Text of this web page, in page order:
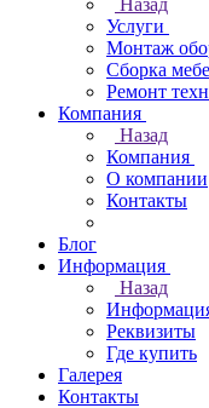
Назад
Услуги
Монтаж
Сборка
Ремонт
Компания
Назад
Компания
О компании
Контакты
Блог
Информация
Назад
Реквизиты
Где купить
Галерея
Контакты